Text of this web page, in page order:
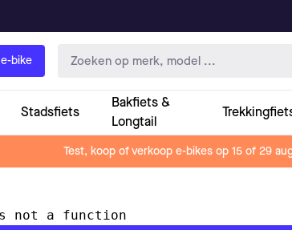
bike
Stadsfiets
Bakfiets &
Longtail
Test, koop of verkoop e-bikes op 15 of 29
not a function